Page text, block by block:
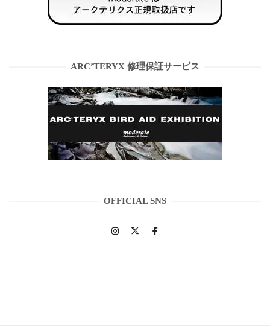
ARC’TERYX 修理保証サービス
OFFICIAL SNS